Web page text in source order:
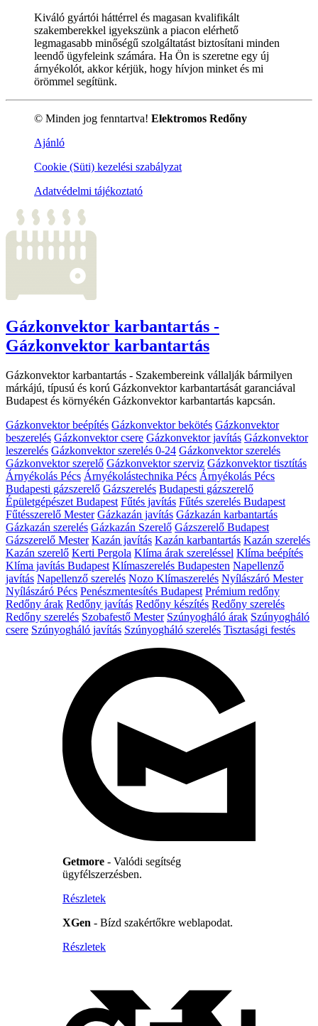
Kiváló gyártói háttérrel és magasan kvalifikált
szakemberekkel igyekszünk a piacon elérhető
legmagasabb minőségű szolgáltatást biztosítani minden
leendő ügyfeleink számára. Ha Ön is szeretne egy új
árnyékolót, akkor kérjük, hogy hívjon minket és mi
örömmel segítünk.
© Minden jog fenntartva! Elektromos Redőny
Ajánló
Cookie (Süti) kezelési szabályzat
Adatvédelmi tájékoztató
Gázkonvektor karbantartás -
Gázkonvektor karbantartás
Gázkonvektor karbantartás - Szakembereink vállalják bármilyen
márkájú, típusú és korú Gázkonvektor karbantartását garanciával
Budapest és környékén Gázkonvektor karbantartás kapcsán.
Gázkonvektor beépítés Gázkonvektor bekötés Gázkonvektor
beszerelés Gázkonvektor csere Gázkonvektor javítás Gázkonvektor
leszerelés Gázkonvektor szerelés 0-24 Gázkonvektor szerelés
Gázkonvektor szerelő Gázkonvektor szerviz Gázkonvektor tisztítás
Árnyékolás Pécs Árnyékolástechnika Pécs Árnyékolás Pécs
Budapesti gázszerelő Gázszerelés Budapesti gázszerelő
Épületgépészet Budapest Fűtés javítás Fűtés szerelés Budapest
Fűtésszerelő Mester Gázkazán javítás Gázkazán karbantartás
Gázkazán szerelés Gázkazán Szerelő Gázszerelő Budapest
Gázszerelő Mester Kazán javítás Kazán karbantartás Kazán szerelés
Kazán szerelő Kerti Pergola Klíma árak szereléssel Klíma beépítés
Klíma javítás Budapest Klímaszerelés Budapesten Napellenző
javítás Napellenző szerelés Nozo Klímaszerelés Nyílászáró Mester
Nyílászáró Pécs Penészmentesítés Budapest Prémium redőny
Redőny árak Redőny javítás Redőny készítés Redőny szerelés
Redőny szerelés Szobafestő Mester Szúnyogháló árak Szúnyogháló
csere Szúnyogháló javítás Szúnyogháló szerelés Tisztasági festés
Getmore - Valódi segítség
ügyfélszerzésben.
Részletek
XGen - Bízd szakértőkre weblapodat.
Részletek